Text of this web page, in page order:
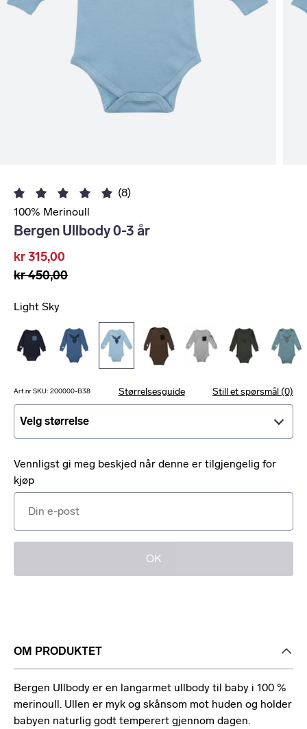
(8)
100% Merinoull
Bergen Ullbody 0-3 år
kr 315,00
kr 450,00
Light Sky
Art.nr SKU: 200000-B38 Størrelsesguide Still et spørsmål (0)
Velg størrelse
Vennligst gi meg beskjed når denne er tilgjengelig for
kjøp
OK
OM PRODUKTET
Bergen Ullbody er en langarmet ullbody til baby i 100 %
merinoull. Ullen er myk og skånsom mot huden og holder
babyen naturlig godt temperert gjennom dagen.